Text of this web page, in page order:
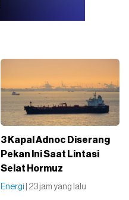
3 Kapal Adnoc Diserang
Pekan Ini Saat Lintasi
Selat Hormuz
Energi | 23 jam yang lalu